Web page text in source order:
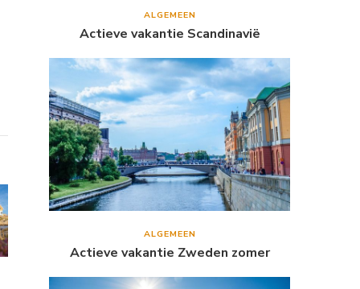
ALGEMEEN
Actieve vakantie Scandinavië
ALGEMEEN
Actieve vakantie Zweden zomer